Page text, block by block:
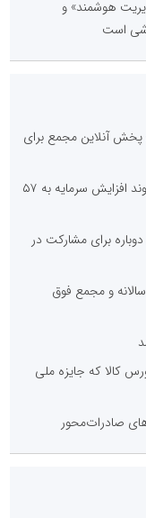
هوشمند» و
است
در بوته رأی؛ پخش آنلاین مجمع برای
افزایش سود تلفیقی «ومعادن» به ۲۶ همت؛ روند افزایش سرمایه به ۵۷
برای مشارکت در
عمومی سالانه و مجمع فوق
کالا که جایزه ملی
صادرات‌محور